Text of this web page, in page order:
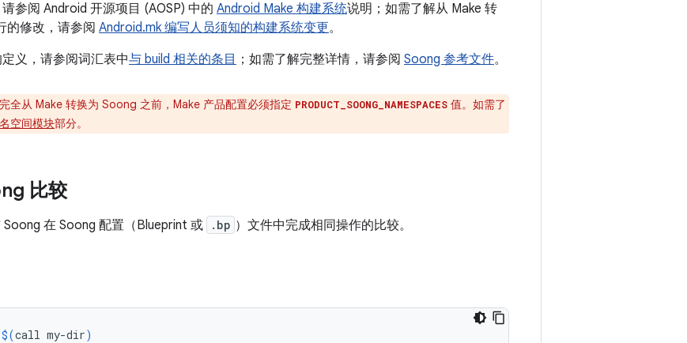
请参阅 Android 开源项目 (AOSP) 中的 Android Make 构建系统说明；如需了解从 Make 转
的修改，请参阅 Android.mk 编写人员须知的构建系统变更。
义，请参阅词汇表中与 build 相关的条目 ；如需了解完整详情，请参阅 Soong 参考文件。
全从 Make 转换为 Soong 之前，Make 产品配置必须指定 PRODUCT_SOONG_NAMESPACES 值。如需了
空间模块部分。
比较
在 Soong 配置（Blueprint 或 .bp ）文件中完成相同操作的比较。
$(call my-dir)